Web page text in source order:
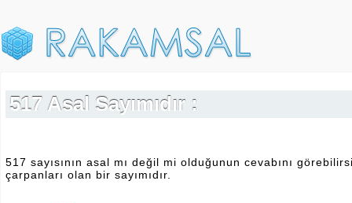
517 Asal Sayımıdır :
517 sayısının asal mı değil mi olduğunun cevabını
çarpanları olan bir sayımıdır.